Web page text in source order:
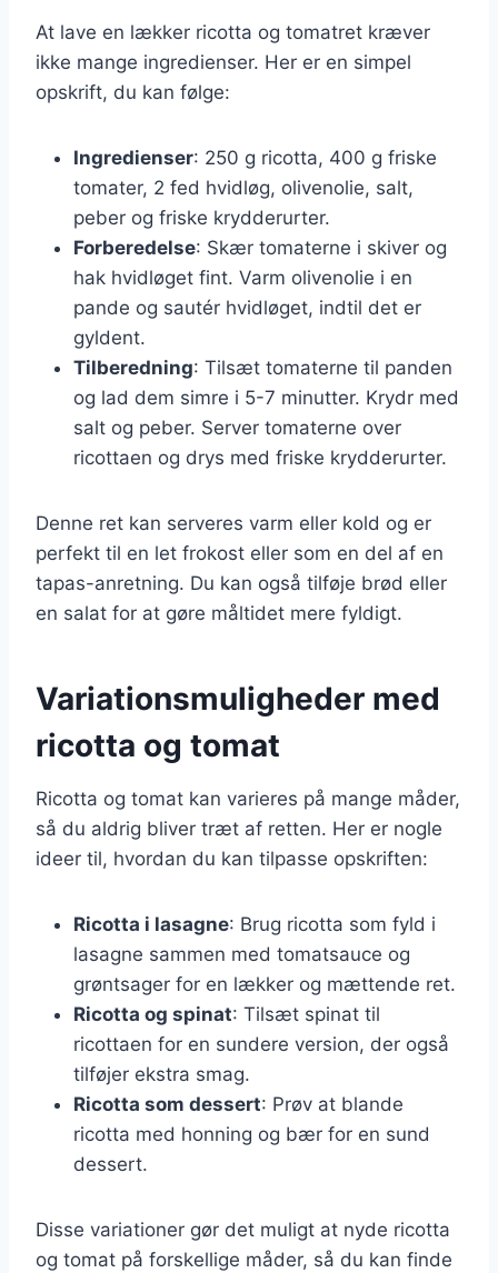
At lave en lækker ricotta og tomatret kræver
ikke mange ingredienser. Her er en simpel
opskrift, du kan følge:
Ingredienser: 250 g ricotta, 400 g friske
tomater, 2 fed hvidløg, olivenolie, salt,
peber og friske krydderurter.
Forberedelse: Skær tomaterne i skiver og
hak hvidløget fint. Varm olivenolie i en
pande og sautér hvidløget, indtil det er
gyldent.
Tilberedning: Tilsæt tomaterne til panden
og lad dem simre i 5-7 minutter. Krydr med
salt og peber. Server tomaterne over
ricottaen og drys med friske krydderurter.
Denne ret kan serveres varm eller kold og er
perfekt til en let frokost eller som en del af en
tapas-anretning. Du kan også tilføje brød eller
en salat for at gøre måltidet mere fyldigt.
Variationsmuligheder med
ricotta og tomat
Ricotta og tomat kan varieres på mange måder,
så du aldrig bliver træt af retten. Her er nogle
ideer til, hvordan du kan tilpasse opskriften:
Ricotta i lasagne: Brug ricotta som fyld i
lasagne sammen med tomatsauce og
grøntsager for en lækker og mættende ret.
Ricotta og spinat: Tilsæt spinat til
ricottaen for en sundere version, der også
tilføjer ekstra smag.
Ricotta som dessert: Prøv at blande
ricotta med honning og bær for en sund
dessert.
Disse variationer gør det muligt at nyde ricotta
og tomat på forskellige måder, så du kan finde